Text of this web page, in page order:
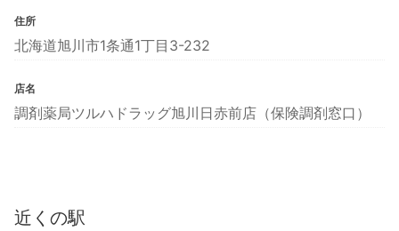
住所
北海道旭川市1条通1丁目3-232
店名
調剤薬局ツルハドラッグ旭川日赤前店（保険調剤窓口）
近くの駅